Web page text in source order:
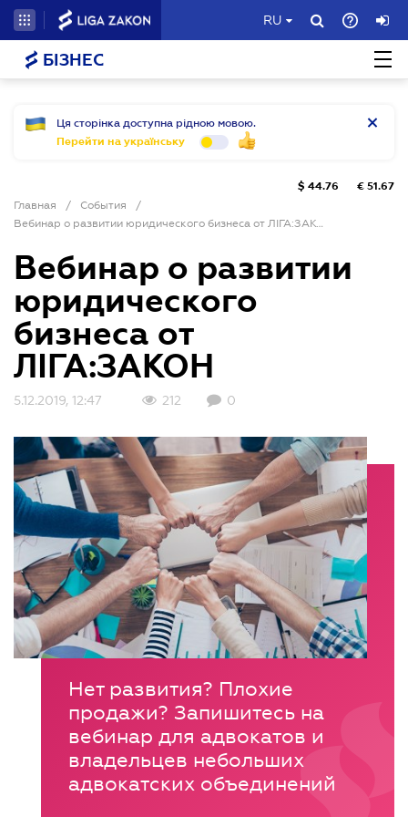
RU
БІЗНЕС
Ця сторінка доступна рідною мовою.
Перейти на українську
Главная / События
/
Вебинар о развитии юридического бизнеса от ЛІГА:ЗАКОН
$ 44.76 € 51.67
Вебинар о развитии
юридического
бизнеса от
ЛІГА:ЗАКОН
5.12.2019, 12:47 212 0
Нет развития? Плохие
продажи? Запишитесь на
вебинар для адвокатов и
владельцев небольших
адвокатских объединений